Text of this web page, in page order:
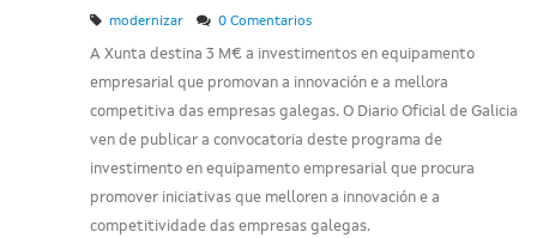
modernizar 0 Comentarios
A Xunta destina 3 M€ a investimentos en equipamento
empresarial que promovan a innovación e a mellora
competitiva das empresas galegas. O Diario Oficial de Galicia
ven de publicar a convocatoria deste programa de
investimento en equipamento empresarial que procura
promover iniciativas que melloren a innovación e a
competitividade das empresas galegas.